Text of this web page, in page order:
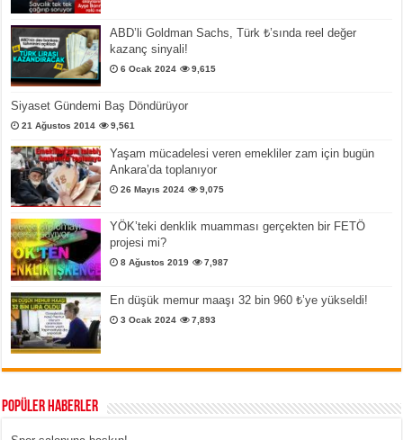
ABD’li Goldman Sachs, Türk ₺’sında reel değer
kazanç sinyali!
6 Ocak 2024 9,615
Siyaset Gündemi Baş Döndürüyor
21 Ağustos 2014 9,561
Yaşam mücadelesi veren emekliler zam için bugün
Ankara’da toplanıyor
26 Mayıs 2024 9,075
YÖK’teki denklik muamması gerçekten bir FETÖ
projesi mi?
8 Ağustos 2019 7,987
En düşük memur maaşı 32 bin 960 ₺’ye yükseldi!
3 Ocak 2024 7,893
Popüler Haberler